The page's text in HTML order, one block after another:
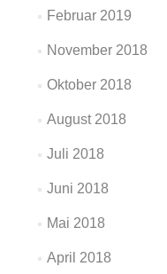
Februar 2019
November 2018
Oktober 2018
August 2018
Juli 2018
Juni 2018
Mai 2018
April 2018